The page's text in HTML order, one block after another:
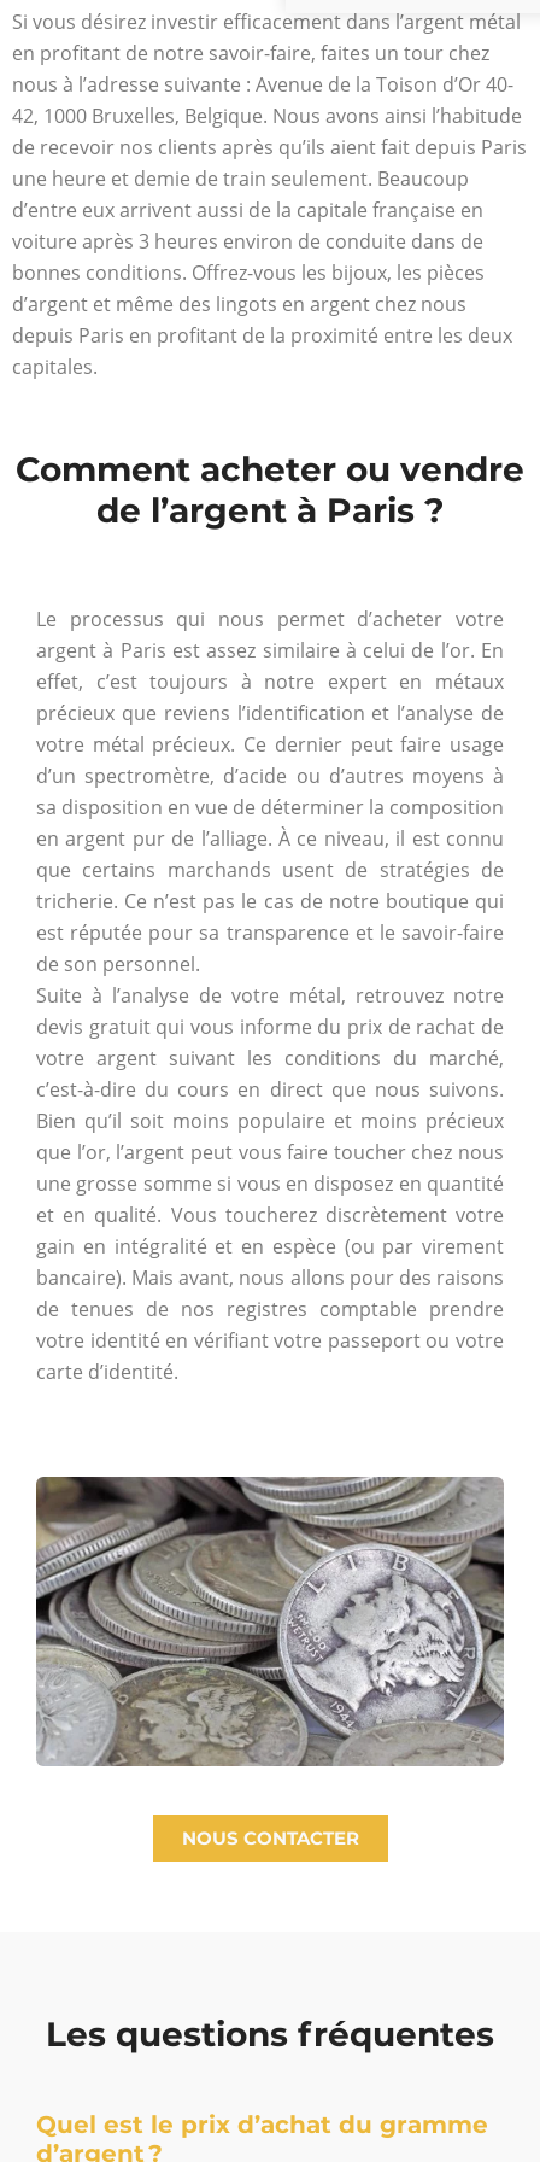
Si vous désirez investir efficacement dans l’argent métal
en profitant de notre savoir-faire, faites un tour chez
nous à l’adresse suivante : Avenue de la Toison d’Or 40-
42, 1000 Bruxelles, Belgique. Nous avons ainsi l’habitude
de recevoir nos clients après qu’ils aient fait depuis Paris
une heure et demie de train seulement. Beaucoup
d’entre eux arrivent aussi de la capitale française en
voiture après 3 heures environ de conduite dans de
bonnes conditions. Offrez-vous les bijoux, les pièces
d’argent et même des lingots en argent chez nous
depuis Paris en profitant de la proximité entre les deux
capitales.
Comment acheter ou vendre
de l’argent à Paris ?
Le processus qui nous permet d’acheter votre
argent à Paris est assez similaire à celui de l’or. En
effet, c’est toujours à notre expert en métaux
précieux que reviens l’identification et l’analyse de
votre métal précieux. Ce dernier peut faire usage
d’un spectromètre, d’acide ou d’autres moyens à
sa disposition en vue de déterminer la composition
en argent pur de l’alliage. À ce niveau, il est connu
que certains marchands usent de stratégies de
tricherie. Ce n’est pas le cas de notre boutique qui
est réputée pour sa transparence et le savoir-faire
de son personnel.
Suite à l’analyse de votre métal, retrouvez notre
devis gratuit qui vous informe du prix de rachat de
votre argent suivant les conditions du marché,
c’est-à-dire du cours en direct que nous suivons.
Bien qu’il soit moins populaire et moins précieux
que l’or, l’argent peut vous faire toucher chez nous
une grosse somme si vous en disposez en quantité
et en qualité. Vous toucherez discrètement votre
gain en intégralité et en espèce (ou par virement
bancaire). Mais avant, nous allons pour des raisons
de tenues de nos registres comptable prendre
votre identité en vérifiant votre passeport ou votre
carte d’identité.
NOUS CONTACTER
Les questions fréquentes
Quel est le prix d’achat du gramme
d’argent ?